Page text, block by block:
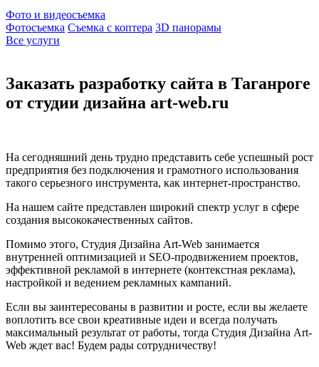
Фото и видеосъемка
Фотосъемка Съемка с коптера 3D панорамы
Все услуги
Заказать разработку сайта в Таганроге
от студии дизайна art-web.ru
На сегодняшний день трудно представить себе успешный рост
предприятия без подключения и грамотного использования
такого серьезного инструмента, как интернет-пространство.
На нашем сайте представлен широкий спектр услуг в сфере
создания высококачественных сайтов.
Помимо этого, Студия Дизайна Art-Web занимается
внутренней оптимизацией и SEO-продвижением проектов,
эффективной рекламой в интернете (контекстная реклама),
настройкой и ведением рекламных кампаний.
Если вы заинтересованы в развитии и росте, если вы желаете
воплотить все свои креативные идеи и всегда получать
максимальный результат от работы, тогда Студия Дизайна Art-
Web ждет вас! Будем рады сотрудничеству!